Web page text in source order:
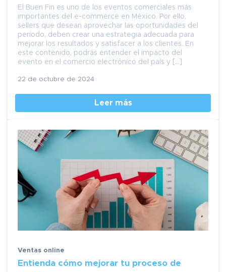
El Buen Fin es uno de los eventos comerciales más
importantes del e-commerce en México. Por ello,
sellers que desean aprovechar las oportunidades del
período, deben crear una estrategia adecuada para
mejorar los resultados y satisfacer a los clientes. En
este contenido, podrás entender el impacto del
evento en el comercio electrónico del país y […]
22 de octubre de 2024
Leer más
Ventas online
Entienda cómo mejorar tu proceso de